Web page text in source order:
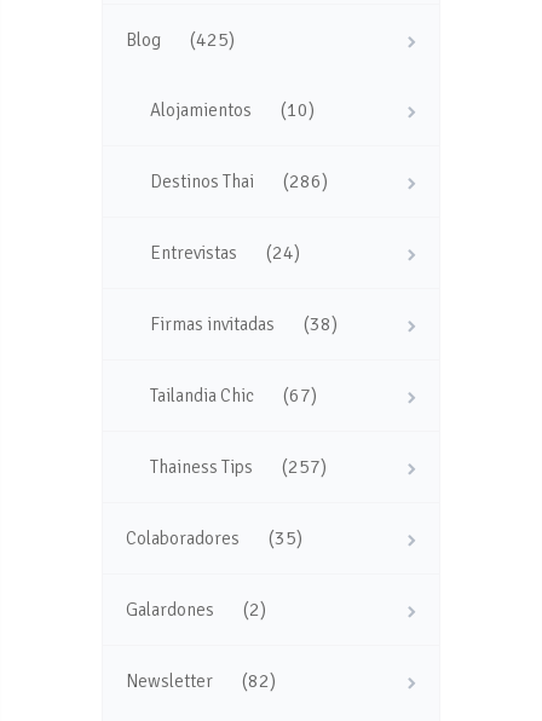
Blog (425)
Alojamientos (10)
Destinos Thai (286)
Entrevistas (24)
Firmas invitadas (38)
Tailandia Chic (67)
Thainess Tips (257)
Colaboradores (35)
Galardones (2)
Newsletter (82)